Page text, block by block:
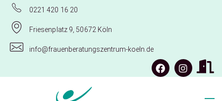
0221 420 16 20
Friesenplatz 9, 50672 Köln
info@frauenberatungszentrum-koeln.de